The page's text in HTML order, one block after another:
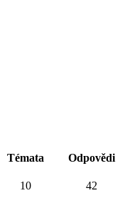
Témata Odpovědi
10 42